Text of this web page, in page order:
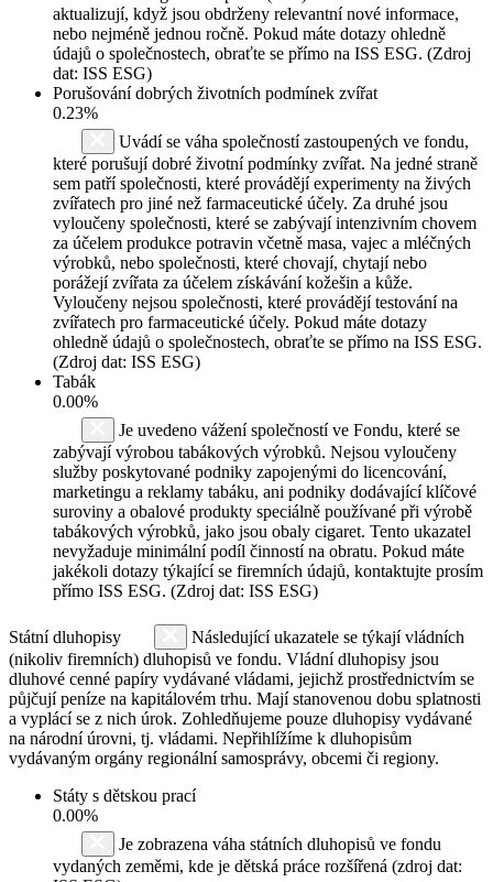
aktualizují, když jsou obdrženy relevantní nové informace,
nebo nejméně jednou ročně. Pokud máte dotazy ohledně
údajů o společnostech, obraťte se přímo na ISS ESG. (Zdroj
dat: ISS ESG)
Porušování dobrých životních podmínek zvířat
0.23%
Uvádí se váha společností zastoupených ve fondu,
které porušují dobré životní podmínky zvířat. Na jedné straně
sem patří společnosti, které provádějí experimenty na živých
zvířatech pro jiné než farmaceutické účely. Za druhé jsou
vyloučeny společnosti, které se zabývají intenzivním chovem
za účelem produkce potravin včetně masa, vajec a mléčných
výrobků, nebo společnosti, které chovají, chytají nebo
porážejí zvířata za účelem získávání kožešin a kůže.
Vyloučeny nejsou společnosti, které provádějí testování na
zvířatech pro farmaceutické účely. Pokud máte dotazy
ohledně údajů o společnostech, obraťte se přímo na ISS ESG.
(Zdroj dat: ISS ESG)
Tabák
0.00%
Je uvedeno vážení společností ve Fondu, které se
zabývají výrobou tabákových výrobků. Nejsou vyloučeny
služby poskytované podniky zapojenými do licencování,
marketingu a reklamy tabáku, ani podniky dodávající klíčové
suroviny a obalové produkty speciálně používané při výrobě
tabákových výrobků, jako jsou obaly cigaret. Tento ukazatel
nevyžaduje minimální podíl činností na obratu. Pokud máte
jakékoli dotazy týkající se firemních údajů, kontaktujte prosím
přímo ISS ESG. (Zdroj dat: ISS ESG)
Státní dluhopisy
Následující ukazatele se týkají vládních
(nikoliv firemních) dluhopisů ve fondu. Vládní dluhopisy jsou
dluhové cenné papíry vydávané vládami, jejichž prostřednictvím se
půjčují peníze na kapitálovém trhu. Mají stanovenou dobu splatnosti
a vyplácí se z nich úrok. Zohledňujeme pouze dluhopisy vydávané
na národní úrovni, tj. vládami. Nepřihlížíme k dluhopisům
vydávaným orgány regionální samosprávy, obcemi či regiony.
Státy s dětskou prací
0.00%
Je zobrazena váha státních dluhopisů ve fondu
vydaných zeměmi, kde je dětská práce rozšířená (zdroj dat: